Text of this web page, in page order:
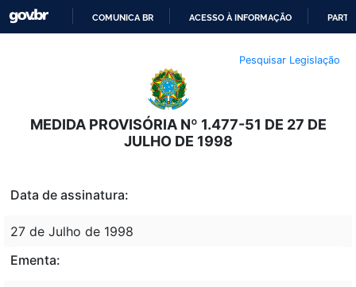
O
CONTEÚDO
COMUNICA BR ACESSO À INFORMAÇÃO
Pesquisar Legislação
MEDIDA PROVISÓRIA Nº 1.477-51 DE 27 DE
JULHO DE 1998
Data de assinatura:
27 de Julho de 1998
Ementa: